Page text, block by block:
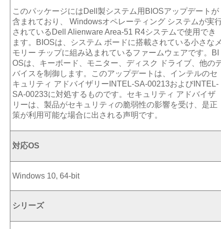
このパッケージにはDell製システム用BIOSアップデートが
含まれており、 Windowsオペレーティング システムが実
されているDell Alienware Area-51 R4システムで使用でき
ます。BIOSは、システム ボードに搭載されている小さな
モリー チップに組み込まれているファームウェアです。BI
OSは、キーボード、モニター、ディスク ドライブ、他の
バイスを制御します。このアップデートは、インテルのセ
キュリティ アドバイザリーINTEL-SA-00213およびINTEL-
SA-00233に対処するものです。セキュリティ アドバイザ
リーは、製品がセキュリティの脆弱性の影響を受け、是正
策が利用可能な場合に出される声明です。
対応OS
Windows 10, 64-bit
シリーズ